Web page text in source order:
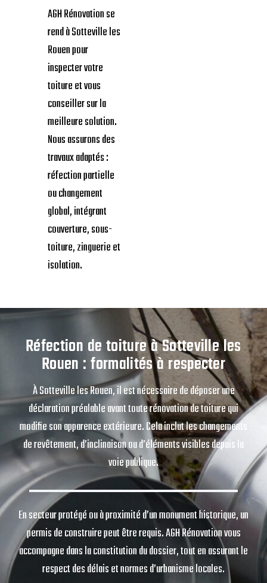
AGH Rénovation se
rend à Sotteville les
Rouen pour
inspecter votre
toiture et vous
conseiller sur la
meilleure solution.
Nous assurons des
travaux adaptés :
réfection partielle
ou changement
global, intégrant
couverture, sous-
toiture, zinguerie et
isolation.
Réfection de toiture à Sotteville les
Rouen : formalités à respecter
À Sotteville les Rouen, il est nécessaire de déposer une
déclaration préalable avant toute rénovation de toiture qui
modifie son apparence extérieure. Cela inclut les changements
de revêtement, d’inclinaison ou d’éléments visibles depuis la
voie publique.
En secteur protégé ou à proximité d’un monument historique, un
permis de construire peut être requis. AGH Rénovation vous
accompagne dans la constitution du dossier, tout en assurant le
respect des délais et normes d’urbanisme locales.